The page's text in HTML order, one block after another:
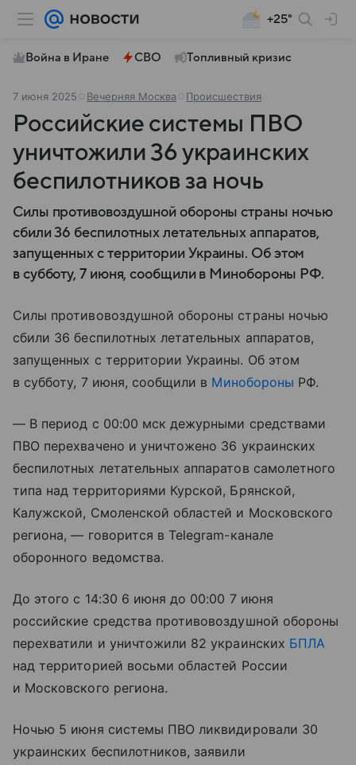
+25°
Война в Иране СВО Топливный кризис
7 июня 2025 Вечерняя Москва Происшествия
Российские системы ПВО
уничтожили 36 украинских
беспилотников за ночь
Силы противовоздушной обороны страны ночью
сбили 36 беспилотных летательных аппаратов,
запущенных с территории Украины. Об этом
в субботу, 7 июня, сообщили в Минобороны РФ.
Силы противовоздушной обороны страны ночью
сбили 36 беспилотных летательных аппаратов,
запущенных с территории Украины. Об этом
в субботу, 7 июня, сообщили в Минобороны РФ.
— В период с 00:00 мск дежурными средствами
ПВО перехвачено и уничтожено 36 украинских
беспилотных летательных аппаратов самолетного
типа над территориями Курской, Брянской,
Калужской, Смоленской областей и Московского
региона, — говорится в Telegram-канале
оборонного ведомства.
До этого с 14:30 6 июня до 00:00 7 июня
российские средства противовоздушной обороны
перехватили и уничтожили 82 украинских БПЛА
над территорией восьми областей России
и Московского региона.
Ночью 5 июня системы ПВО ликвидировали 30
украинских беспилотников, заявили